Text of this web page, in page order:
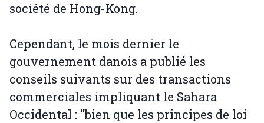
société de Hong-Kong.
Cependant, le mois dernier le
gouvernement danois a publié les
conseils suivants sur des transactions
commerciales impliquant le Sahara
Occidental : "bien que les principes de loi